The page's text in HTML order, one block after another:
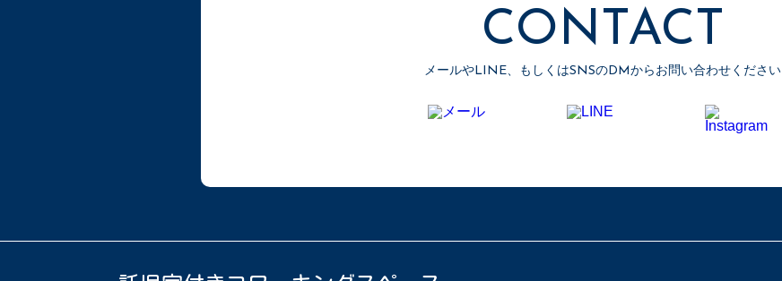
CONTACT
メールやLINE、もしくはSNSのDMからお問い合わせください